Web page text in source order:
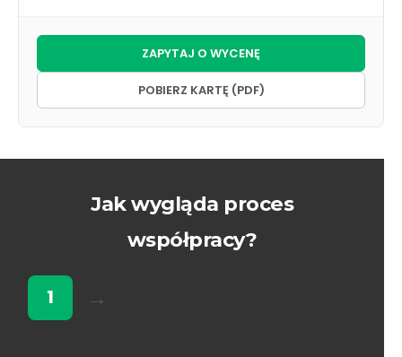
ZAPYTAJ O WYCENĘ
POBIERZ KARTĘ (PDF)
Jak wygląda proces
współpracy?
1 →